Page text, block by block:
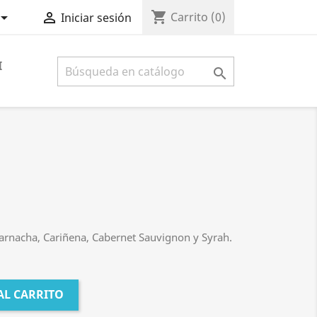
 Iniciar sesión shopping_cart Carrito (0)

Cariñena, Cabernet Sauvignon y Syrah.
CARRITO